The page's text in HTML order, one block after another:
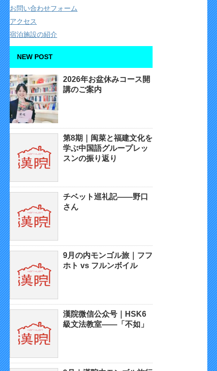
お問い合わせフォーム
アクセス
宿泊施設の紹介
NEW POST
2026年お盆休みコース開
講のご案内
第8期｜闽菜と福建文化を
学ぶ中国語グループレッ
スンの振り返り
チベット巡礼記——野口
さん
9月の内モンゴル旅｜フフ
ホト vs フルンボイル
漢院微信公众号｜HSK6
級文法教室——「不如」